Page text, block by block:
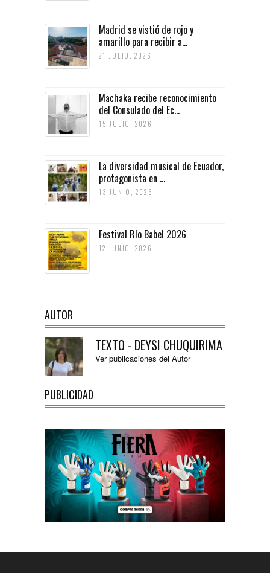
Madrid se vistió de rojo y
amarillo para recibir a...
21 JULIO, 2026
Machaka recibe reconocimiento
del Consulado del Ec...
15 JULIO, 2026
La diversidad musical de Ecuador,
protagonista en ...
13 JUNIO, 2026
Festival Río Babel 2026
12 JUNIO, 2026
AUTOR
TEXTO - DEYSI CHUQUIRIMA
Ver publicaciones del Autor
PUBLICIDAD